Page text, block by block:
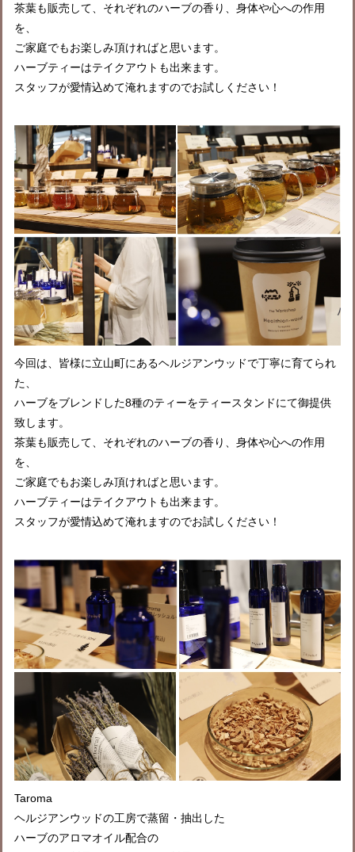
茶葉も販売して、それぞれのハーブの香り、身体や心への作用
を、
ご家庭でもお楽しみ頂ければと思います。
ハーブティーはテイクアウトも出来ます。
スタッフが愛情込めて淹れますのでお試しください！
今回は、皆様に立山町にあるヘルジアンウッドで丁寧に育てられ
た、
ハーブをブレンドした8種のティーをティースタンドにて御提供
致します。
茶葉も販売して、それぞれのハーブの香り、身体や心への作用
を、
ご家庭でもお楽しみ頂ければと思います。
ハーブティーはテイクアウトも出来ます。
スタッフが愛情込めて淹れますのでお試しください！
Taroma
ヘルジアンウッドの工房で蒸留・抽出した
ハーブのアロマオイル配合の